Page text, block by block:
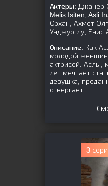
Актёры: Джанер
Melis Isiten, Asli
Орхан, Ахмет
Унджуоглу, Енис
Описание: Как
молодой
актрисой. Аслы,
лет мечтает
девушка,
отвергает
3